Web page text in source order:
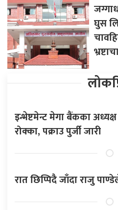
घुस
इन्भेष्टमेन्ट मेगा बैंकका
रोक्का, पक्राउ पुर्जी जारी
रात छिप्पिदै जाँदा राजु